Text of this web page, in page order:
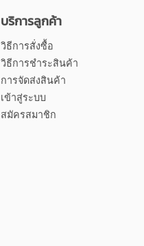
บริการลูกค้า
วิธีการสั่งซื้อ
วิธีการชำระสินค้า
การจัดส่งสินค้า
เข้าสู่ระบบ
สมัครสมาชิก